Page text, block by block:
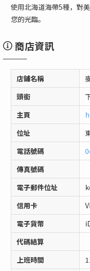
使用北海道海帶5種，對
您的光臨。
商店資訊
店鋪名稱
頭銜
主頁
位址
電話號碼
傳真號碼
電子郵件位址
信用卡
電子貨幣
代碼結算
上班時間